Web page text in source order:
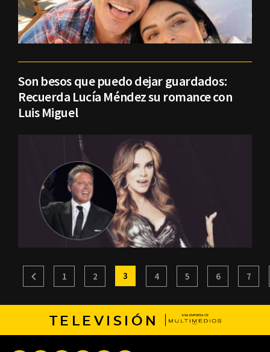
Son besos que puedo dejar guardados:
Recuerda Lucía Méndez su romance con
Luis Miguel
1 2 3 4 5 6 7
TELEVISIÓN